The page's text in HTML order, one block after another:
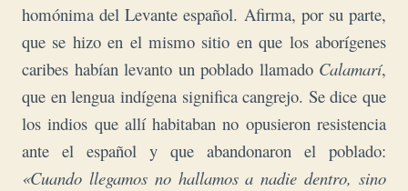
homónima del Levante español. Afirma, por su parte,
que se hizo en el mismo sitio en que los aborígenes
caribes habían levanto un poblado llamado Calamarí,
que en lengua indígena significa cangrejo. Se dice que
los indios que allí habitaban no opusieron resistencia
ante el español y que abandonaron el poblado:
«Cuando llegamos no hallamos a nadie dentro, sino